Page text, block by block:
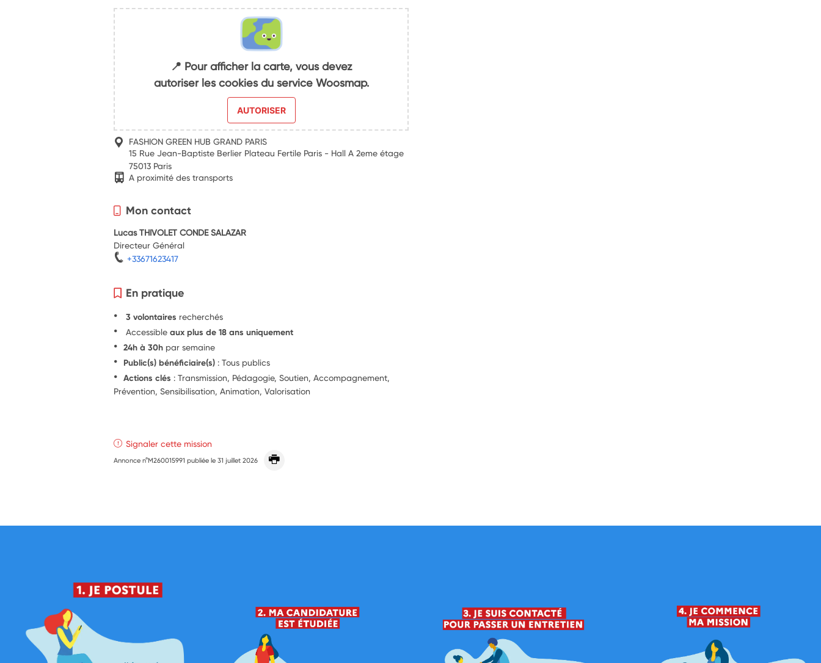
📍 Pour afficher la carte, vous devez
autoriser les cookies du service Woosmap.
AUTORISER
FASHION GREEN HUB GRAND PARIS
15 Rue Jean-Baptiste Berlier Plateau Fertile Paris - Hall A 2eme étage
75013 Paris
A proximité des transports
Mon contact
Lucas THIVOLET CONDE SALAZAR
Directeur Général
+33671623417
En pratique
3 volontaires recherchés
Accessibleaux plus de 18 ans uniquement
24h à 30h par semaine
Public(s) bénéficiaire(s) : Tous publics
Actions clés : Transmission, Pédagogie, Soutien, Accompagnement,
Prévention, Sensibilisation, Animation, Valorisation
Signaler cette mission
Annonce n°M260015991 publiée le31 juillet 2026